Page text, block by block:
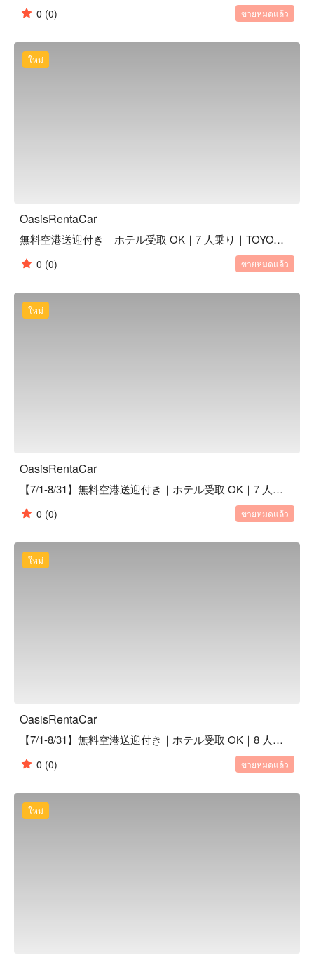
0 (0) ขายหมดแล้ว
ใหม่
OasisRentaCar
無料空港送迎付き｜ホテル受取 OK｜7 人乗り｜TOYOTA アルファード｜1 ~ 6 日間
0 (0) ขายหมดแล้ว
ใหม่
OasisRentaCar
【7/1-8/31】無料空港送迎付き｜ホテル受取 OK｜7 人乗り｜TOYOTA アルファード 最上級グレード｜1 ~ 6 日間
0 (0) ขายหมดแล้ว
ใหม่
OasisRentaCar
【7/1-8/31】無料空港送迎付き｜ホテル受取 OK｜8 人乗り｜TOYOTA NOAH｜1 ~ 6 日間
0 (0) ขายหมดแล้ว
ใหม่